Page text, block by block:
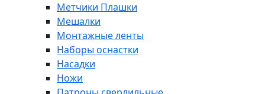
Метчики Плашки
Мешалки
Монтажные ленты
Наборы оснастки
Насадки
Ножи